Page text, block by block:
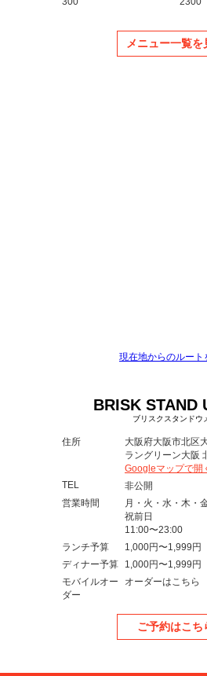
メニュー一覧を
現在地からのルート
BRISK STAND
ブリスクスタンドウ
住所
大阪府大阪市北
ラングリーン大阪
Googleマップで開
TEL
非公開
営業時間
月・火・水・木・
祝前日
11:00〜23:00
ランチ予算
1,000円〜1,999円
ディナー予算
1,000円〜1,999円
モバイルオー
ダー
オーダーはこちら
ご予約はこち